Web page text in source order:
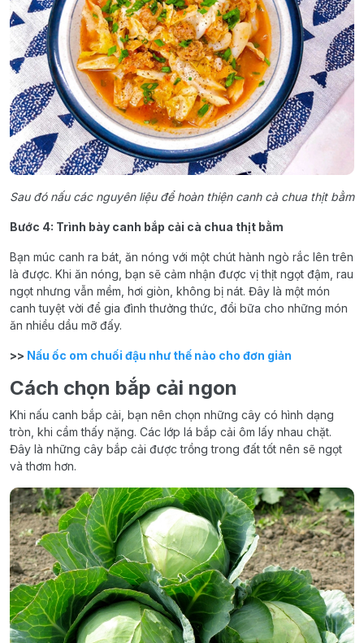
Sau đó nấu các nguyên liệu để hoàn thiện canh cà chua thịt bằm
Bước 4: Trình bày canh bắp cải cà chua thịt bằm
Bạn múc canh ra bát, ăn nóng với một chút hành ngò rắc lên trên
là được. Khi ăn nóng, bạn sẽ cảm nhận được vị thịt ngọt đậm, rau
ngọt nhưng vẫn mềm, hơi giòn, không bị nát. Đây là một món
canh tuyệt vời để gia đình thưởng thức, đổi bữa cho những món
ăn nhiều dầu mỡ đấy.
>> Nấu ốc om chuối đậu như thế nào cho đơn giản
Cách chọn bắp cải ngon
Khi nấu canh bắp cải, bạn nên chọn những cây có hình dạng
tròn, khi cầm thấy nặng. Các lớp lá bắp cải ôm lấy nhau chặt.
Đây là những cây bắp cải được trồng trong đất tốt nên sẽ ngọt
và thơm hơn.